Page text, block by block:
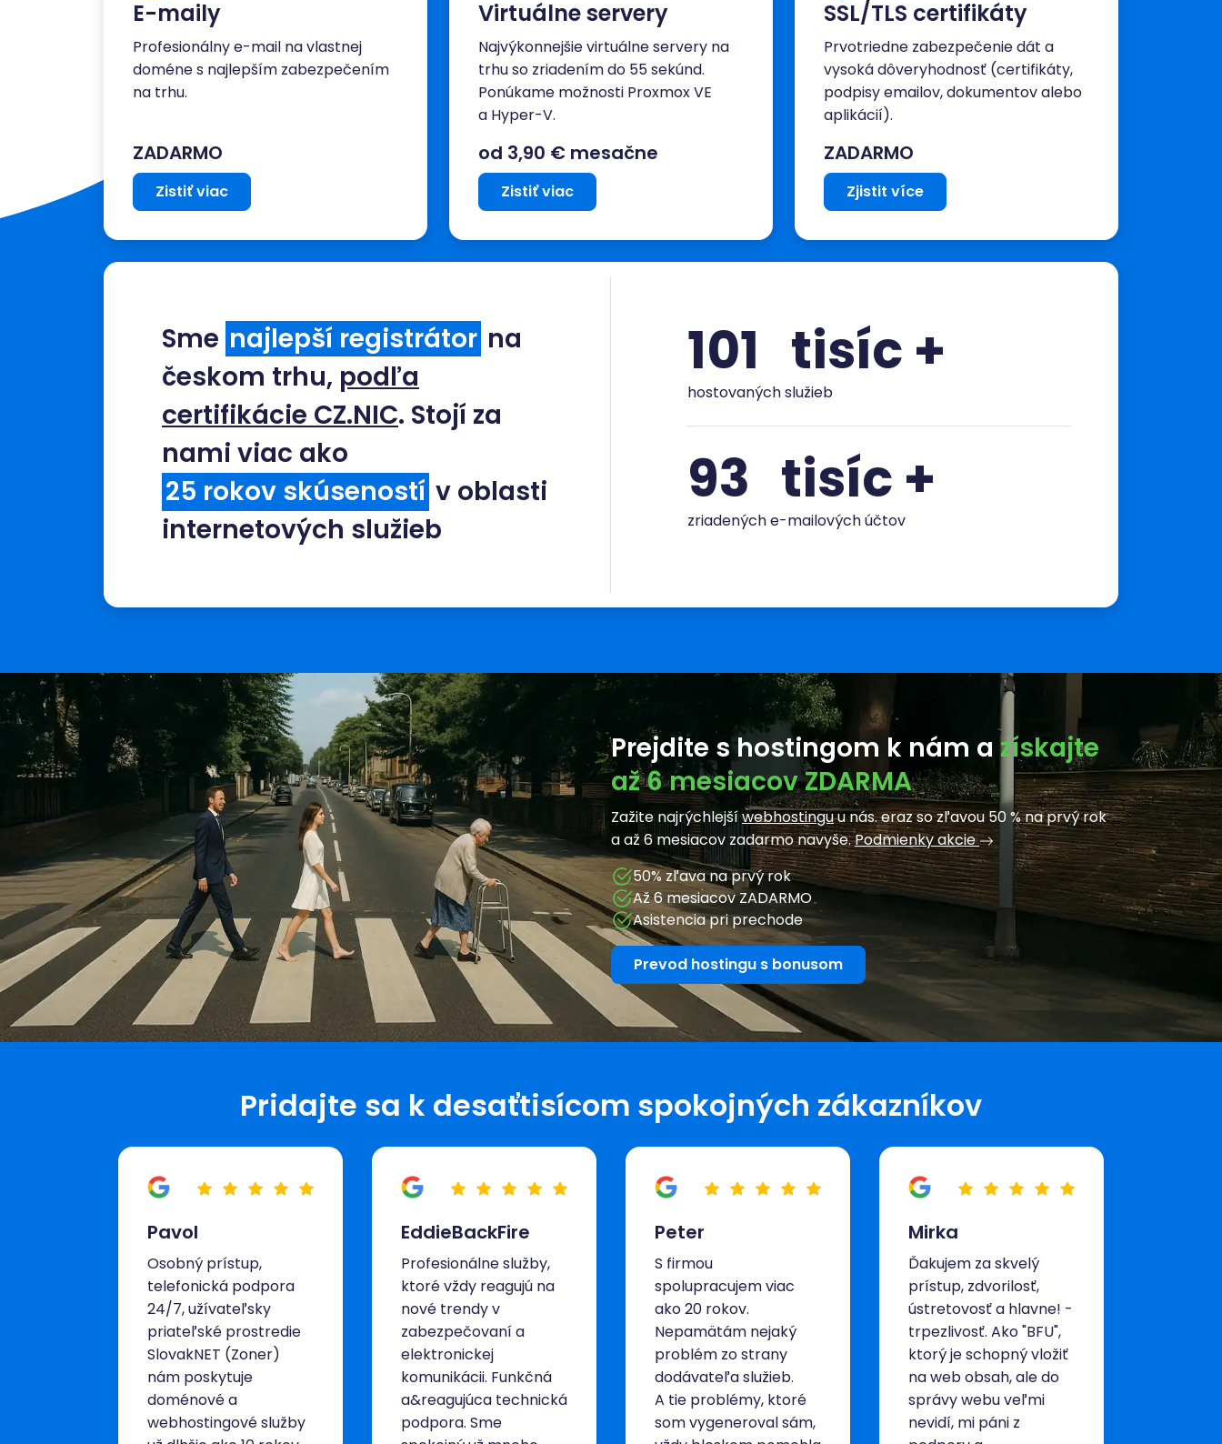
E-maily
Profesionálny e-mail na vlastnej
doméne s najlepším zabezpečením
na trhu.
ZADARMO
Zistiť viac
Virtuálne servery
Najvýkonnejšie virtuálne servery na
trhu so zriadením do 55 sekúnd.
Ponúkame možnosti Proxmox VE
a Hyper-V.
od 3,90 € mesačne
Zistiť viac
SSL/TLS certifikáty
Prvotriedne zabezpečenie dát a
vysoká dôveryhodnosť (certifikáty,
podpisy emailov, dokumentov alebo
aplikácií).
ZADARMO
Zjistit více
Sme najlepší registrátor na
českom trhu, podľa
certifikácie CZ.NIC. Stojí za
nami viac ako
30 rokov skúseností v oblasti
internetových služieb
120 tisíc +
hostovaných služieb
110 tisíc +
zriadených e-mailových účtov
Prejdite s hostingom k nám a získajte
až 6 mesiacov ZDARMA
Zažite najrýchlejšíwebhostinguu nás. eraz so zľavou 50 % na prvý rok
a až 6 mesiacov zadarmo navyše.Podmienky akcie
50% zľava na prvý rok
Až 6 mesiacov ZADARMO
Asistencia pri prechode
Prevod hostingu s bonusom
Pridajte sa k desaťtisícom spokojných zákazníkov
Pavol
Osobný prístup,
telefonická podpora
24/7, užívateľsky
priateľské prostredie
SlovakNET (Zoner)
nám poskytuje
doménové a
webhostingové služby
EddieBackFire
Profesionálne služby,
ktoré vždy reagujú na
nové trendy v
zabezpečovaní a
elektronickej
komunikácii. Funkčná
a&reagujúca technická
podpora. Sme
Peter
S firmou
spolupracujem viac
ako 20 rokov.
Nepamätám nejaký
problém zo strany
dodávateľa služieb.
A tie problémy, ktoré
som vygeneroval sám,
Mirka
Ďakujem za skvelý
prístup, zdvorilosť,
ústretovosť a hlavne! -
trpezlivosť. Ako "BFU",
ktorý je schopný vložiť
na web obsah, ale do
správy webu veľmi
nevidí, mi páni z